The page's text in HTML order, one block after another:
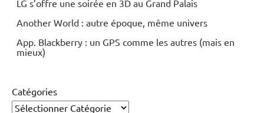
LG s’offre une soirée en 3D au Grand Palais
Another World : autre époque, même univers
App. Blackberry : un GPS comme les autres (mais en
mieux)
Catégories